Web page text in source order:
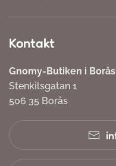
Kontakt
Gnomy-Butiken i Borås
Stenkilsgatan 1
506 35 Borås